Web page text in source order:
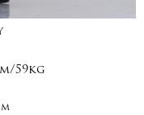
59kg